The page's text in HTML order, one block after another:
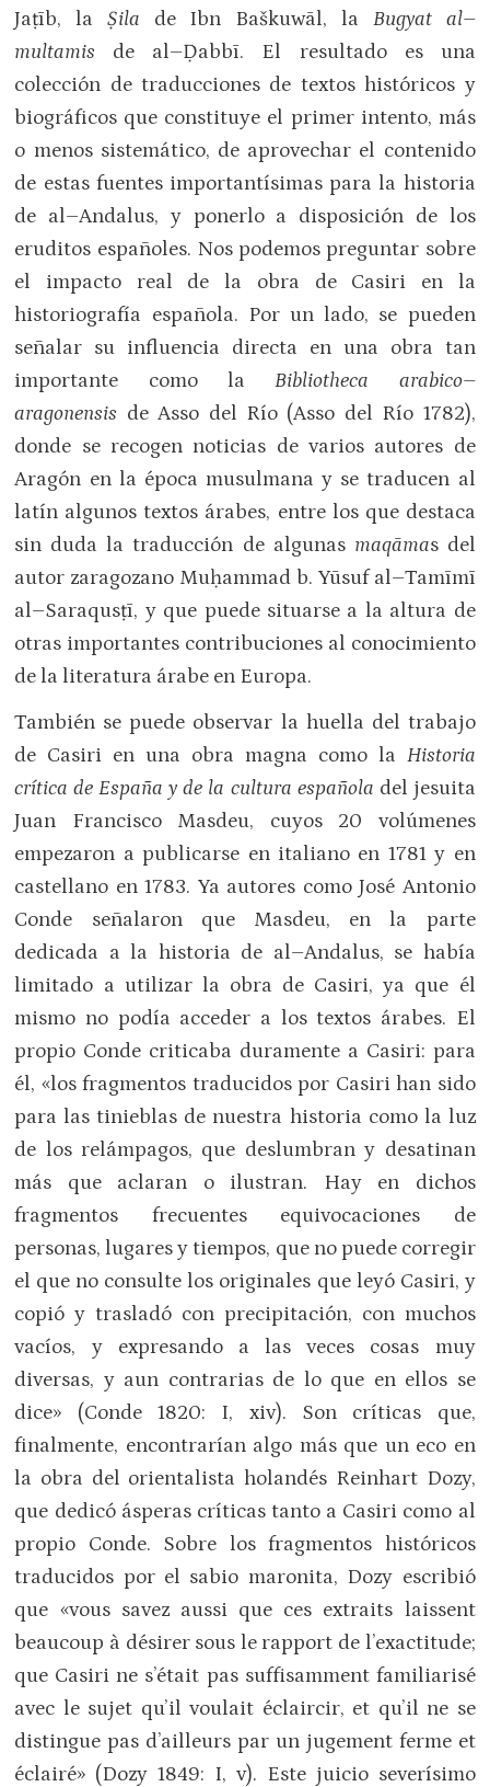
Jaṭīb, la Ṣila de Ibn Baškuwāl, la Bugyat al–
multamis de al–Ḍabbī. El resultado es una
colección de traducciones de textos históricos y
biográficos que constituye el primer intento, más
o menos sistemático, de aprovechar el contenido
de estas fuentes importantísimas para la historia
de al–Andalus, y ponerlo a disposición de los
eruditos españoles. Nos podemos preguntar sobre
el impacto real de la obra de Casiri en la
historiografía española. Por un lado, se pueden
señalar su influencia directa en una obra tan
importante como laBibliotheca arabico–
aragonensis de Asso del Río (Asso del Río 1782),
donde se recogen noticias de varios autores de
Aragón en la época musulmana y se traducen al
latín algunos textos árabes, entre los que destaca
sin duda la traducción de algunas maqāmas del
autor zaragozano Muḥammad b. Yūsuf al–Tamīmī
al–Saraqusṭī, y que puede situarse a la altura de
otras importantes contribuciones al conocimiento
de la literatura árabe en Europa.
También se puede observar la huella del trabajo
de Casiri en una obra magna como la Historia
crítica de España y de la cultura española del jesuita
Juan Francisco Masdeu, cuyos 20 volúmenes
empezaron a publicarse en italiano en 1781 y en
castellano en 1783. Ya autores como José Antonio
Conde señalaron que Masdeu, en la parte
dedicada a la historia de al–Andalus, se había
limitado a utilizar la obra de Casiri, ya que él
mismo no podía acceder a los textos árabes. El
propio Conde criticaba duramente a Casiri: para
él, «los fragmentos traducidos por Casiri han sido
para las tinieblas de nuestra historia como la luz
de los relámpagos, que deslumbran y desatinan
más que aclaran o ilustran. Hay en dichos
fragmentos frecuentes equivocaciones de
personas, lugares y tiempos, que no puede corregir
el que no consulte los originales que leyó Casiri, y
copió y trasladó con precipitación, con muchos
vacíos, y expresando a las veces cosas muy
diversas, y aun contrarias de lo que en ellos se
dice» (Conde 1820: I, xiv). Son críticas que,
finalmente, encontrarían algo más que un eco en
la obra del orientalista holandés Reinhart Dozy,
que dedicó ásperas críticas tanto a Casiri como al
propio Conde. Sobre los fragmentos históricos
traducidos por el sabio maronita, Dozy escribió
que «vous savez aussi que ces extraits laissent
beaucoup à désirer sous le rapport de l’exactitude;
que Casiri ne s’était pas suffisamment familiarisé
avec le sujet qu’il voulait éclaircir, et qu’il ne se
distingue pas d’ailleurs par un jugement ferme et
éclairé» (Dozy 1849: I, v). Este juicio severísimo